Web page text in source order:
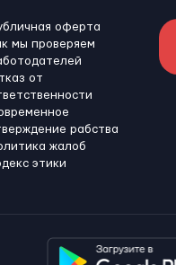
оферта
мы проверяем
от
рабства
жалоб
этики